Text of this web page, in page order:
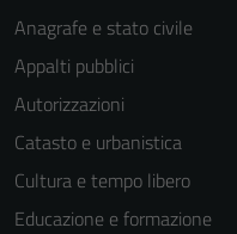
Anagrafe e stato civile
Appalti pubblici
Autorizzazioni
Catasto e urbanistica
Cultura e tempo libero
Educazione e formazione